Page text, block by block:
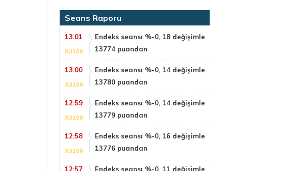
Seans Raporu
13:01
XU100
Endeks seansı %-0, 18 değişimle
13774 puandan
13:00
XU100
Endeks seansı %-0, 14 değişimle
13780 puandan
12:59
XU100
Endeks seansı %-0, 14 değişimle
13779 puandan
12:58
XU100
Endeks seansı %-0, 16 değişimle
13776 puandan
12:57
Endeks seansı %-0, 11 değişimle